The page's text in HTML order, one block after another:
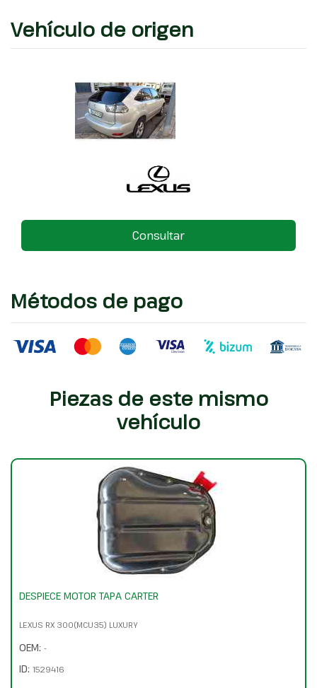
Vehículo de origen
Consultar
Métodos de pago
Piezas de este mismo
vehículo
DESPIECE MOTOR TAPA CARTER
LEXUS RX 300(MCU35) LUXURY
OEM: -
ID: 1529416